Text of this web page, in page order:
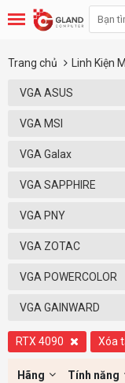
Trang chủ Linh Kiện
VGA ASUS
VGA MSI
VGA Galax
VGA SAPPHIRE
VGA PNY
VGA ZOTAC
VGA POWERCOLOR
VGA GAINWARD
RTX 4090 Xóa
Hãng Tính năng